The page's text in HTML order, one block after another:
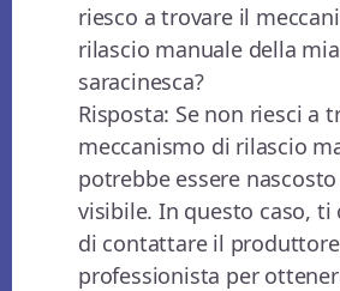
riesco a trovare il
rilascio manuale della mia
saracinesca?
Risposta: Se non riesci a
meccanismo di rilascio
potrebbe essere
visibile. In questo caso, ti
di contattare il
professionista per